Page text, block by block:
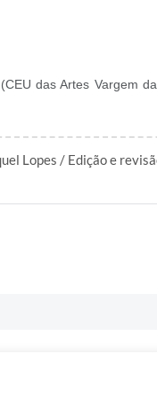
das Artes Vargem
Lopes / Edição e